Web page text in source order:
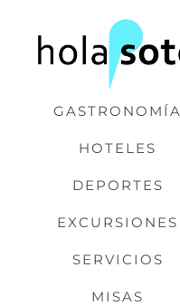
GASTRONOMÍA
HOTELES
DEPORTES
EXCURSIONES
SERVICIOS
MISAS